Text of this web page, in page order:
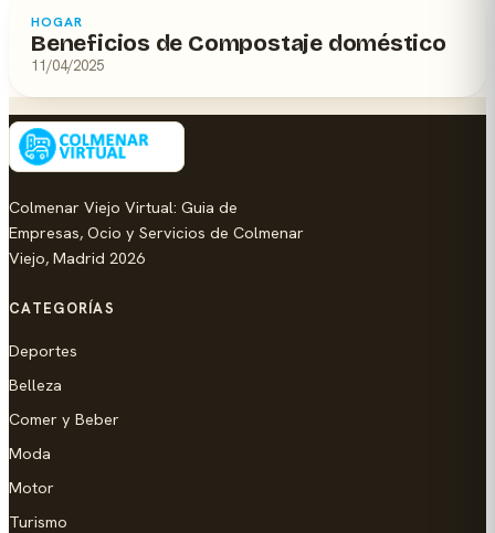
HOGAR
Beneficios de Compostaje doméstico
11/04/2025
Colmenar Viejo Virtual: Guia de
Empresas, Ocio y Servicios de Colmenar
Viejo, Madrid 2026
CATEGORÍAS
Deportes
Belleza
Comer y Beber
Moda
Motor
Turismo